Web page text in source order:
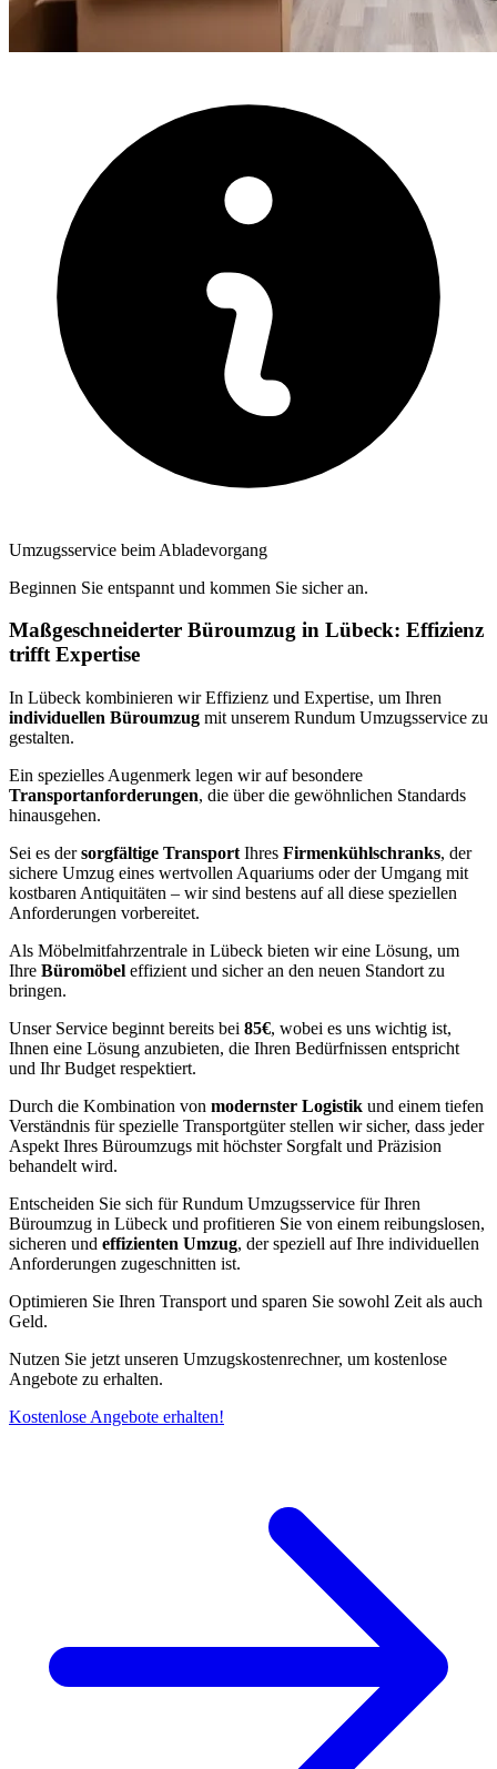
Umzugsservice beim Abladevorgang
Beginnen Sie entspannt und kommen Sie sicher an.
Maßgeschneiderter Büroumzug in Lübeck: Effizienz
trifft Expertise
In Lübeck kombinieren wir Effizienz und Expertise, um Ihren
individuellen Büroumzug mit unserem Rundum Umzugsservice zu
gestalten.
Ein spezielles Augenmerk legen wir auf besondere
Transportanforderungen, die über die gewöhnlichen Standards
hinausgehen.
Sei es dersorgfältige Transport Ihres Firmenkühlschranks, der
sichere Umzug eines wertvollen Aquariums oder der Umgang mit
kostbaren Antiquitäten – wir sind bestens auf all diese speziellen
Anforderungen vorbereitet.
Als Möbelmitfahrzentrale in Lübeck bieten wir eine Lösung, um
Ihre Büromöbel effizient und sicher an den neuen Standort zu
bringen.
Unser Service beginnt bereits bei 85€, wobei es uns wichtig ist,
Ihnen eine Lösung anzubieten, die Ihren Bedürfnissen entspricht
und Ihr Budget respektiert.
Durch die Kombination von modernster Logistik und einem tiefen
Verständnis für spezielle Transportgüter stellen wir sicher, dass jeder
Aspekt Ihres Büroumzugs mit höchster Sorgfalt und Präzision
behandelt wird.
Entscheiden Sie sich für Rundum Umzugsservice für Ihren
Büroumzug in Lübeck und profitieren Sie von einem reibungslosen,
sicheren und effizienten Umzug, der speziell auf Ihre individuellen
Anforderungen zugeschnitten ist.
Optimieren Sie Ihren Transport und sparen Sie sowohl Zeit als auch
Geld.
Nutzen Sie jetzt unseren Umzugskostenrechner, um kostenlose
Angebote zu erhalten.
Kostenlose Angebote erhalten!